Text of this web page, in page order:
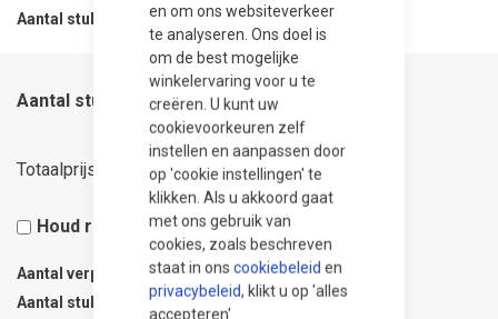
en om ons websiteverkeer
te analyseren. Ons doel is
om de best mogelijke
winkelervaring voor u te
creëren. U kunt uw
cookievoorkeuren zelf
instellen en aanpassen door
op 'cookie instellingen' te
klikken. Als u akkoord gaat
met ons gebruik van
cookies, zoals beschreven
staat in ons cookiebeleid en
privacybeleid, klikt u op 'alles
accepteren'
Aantal stuks per verpakking
1
Aantal stuks
Totaalprijs 37,50
Houd rekening met 5% snijverlies
Aantal verpakkingen 1
Aantal stuks